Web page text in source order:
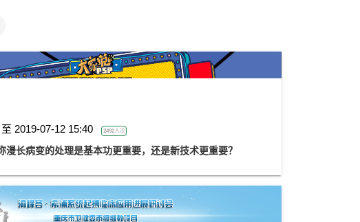
2019-07-12 15:40 2492人次
漫长病变的处理是基本功更重要，还是新技术更重要？